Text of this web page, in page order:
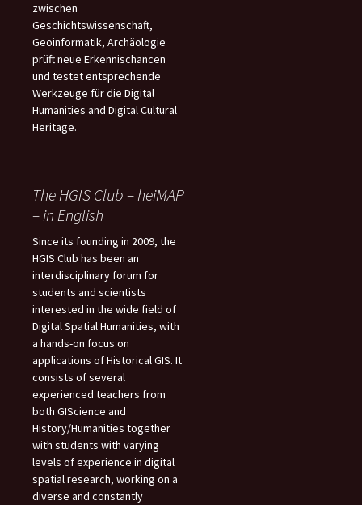
zwischen
Geschichtswissenschaft,
Geoinformatik, Archäologie
prüft neue Erkennischancen
und testet entsprechende
Werkzeuge für die Digital
Humanities and Digital Cultural
Heritage.
The HGIS Club – heiMAP
– in English
Since its founding in 2009, the
HGIS Club has been an
interdisciplinary forum for
students and scientists
interested in the wide field of
Digital Spatial Humanities, with
a hands-on focus on
applications of Historical GIS. It
consists of several
experienced teachers from
both GIScience and
History/Humanities together
with students with varying
levels of experience in digital
spatial research, working on a
diverse and constantly